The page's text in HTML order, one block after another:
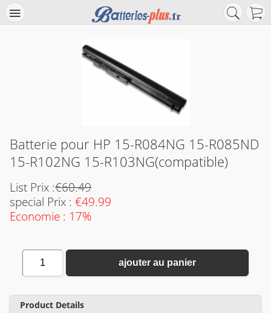
Batterie pour HP 15-R084NG 15-R085ND
15-R102NG 15-R103NG(compatible)
List Prix :€60.49
special Prix : €49.99
Economie : 17%
1 ajouter au panier
Product Details